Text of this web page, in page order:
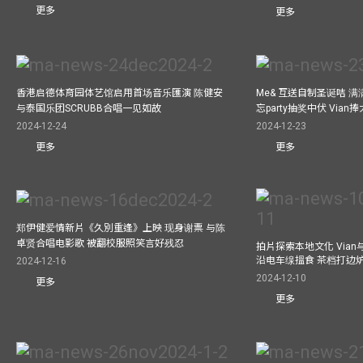
更多
更多
香港启德体育园体艺馆启用首场音乐匯演 陈健安
与泰国乐团SCRUBB合唱一见如故
2024-12-24
更多
Me& 互送自制圣诞咭
忘party抽奖中伏 Vian捧
2024-12-23
更多
郑伊健爱情新片《久別重逢》上映 现身谢票 与陈
卓贤合唱电影歌 被翻校服照笑言好残忍
2024-12-16
更多
拍片探索本地文化 Vian
沿电车缐搵食 茶档打边
2024-12-10
更多